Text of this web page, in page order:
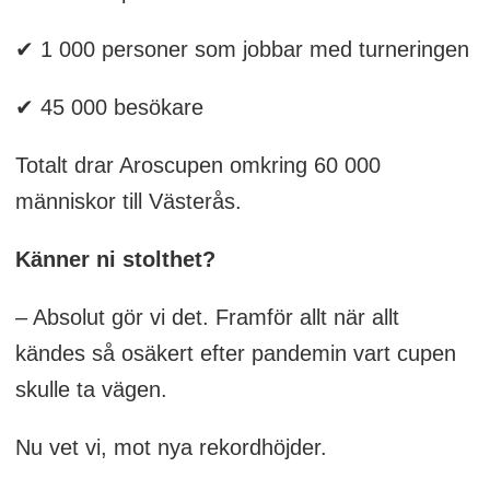
✔ 1 000 personer som jobbar med turneringen
✔ 45 000 besökare
Totalt drar Aroscupen omkring 60 000
människor till Västerås.
Känner ni stolthet?
– Absolut gör vi det. Framför allt när allt
kändes så osäkert efter pandemin vart cupen
skulle ta vägen.
Nu vet vi, mot nya rekordhöjder.